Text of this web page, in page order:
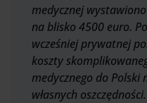
medycznej
na blisko 4500 euro.
wcześniej prywatnej
koszty
medycznego do Polski
własnych oszczędności.